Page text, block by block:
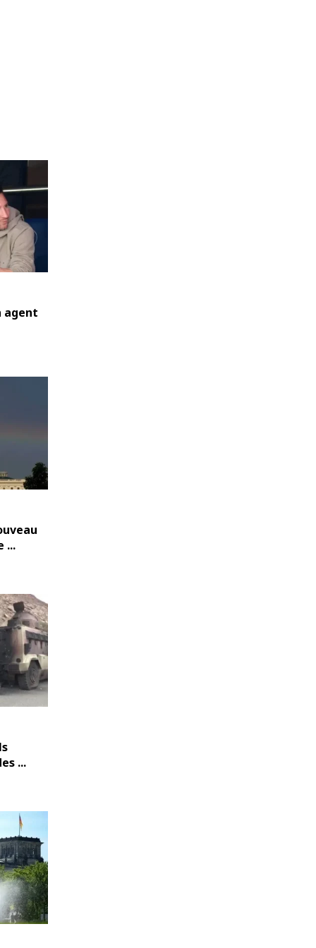
agent
...
...